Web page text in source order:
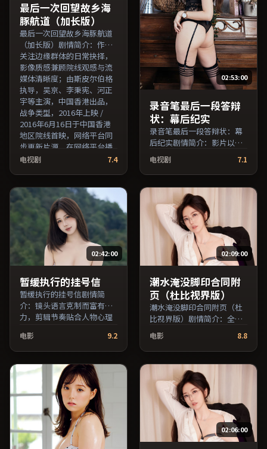
最后一次回望故乡海
豚航道（加长版）
最后一次回望故乡海豚航道
（加长版）剧情简介：作品
关注边缘群体的日常抉择，
影像质感兼顾院线观感与流
媒体清晰度；由斯皮尔伯格
执导，吴京、李秉宪、河正
宇等主演，中国香港出品，
战争类型，2016年上映 /
2016年6月16日于中国香港
地区院线首映，网络平台同
步更新片源。在网络平台播
放时建议开启高清画质以获
片名与演员交叉检索。）
电视剧 7.4
02:53:00
录音笔最后一段答辩
状：幕后纪实
录音笔最后一段答辩状：幕
后纪实剧情简介：影片以冷
静叙事铺陈人物处境，现实
压力与理想执念相互拉扯；
由维伦纽瓦执导，梁朝伟、
松隆子、张译等主演，中国
台湾出品，科幻类型，2022
年上映 / 2022年3月12日于中
国台湾地区院线首映，网络
平台同步更新片源。影片信
息含剧情简介与主创阵容，
便于检索与比对。（国产影
视资源大全免费条目索引，
支持片名与演员交叉检
索。）
电视剧 7.1
02:42:00
暂缓执行的挂号信
暂缓执行的挂号信剧情简
介：镜头语言克制而富有张
力，剪辑节奏贴合人物心理
特执导，刘亦菲、鲁妮·玛
拉、王俊凯等主演，泰国出
品，动作类型，2025年上映
/ 2025年11月7日于泰国地区
院线首映，网络平台同步更
新片源。推荐给喜爱现实主
义叙事与人文关怀题材的影
迷。（国产影视资源大全免
费条目索引，支持片名与演
员交叉检索。）
电影 9.2
02:09:00
潮水淹没脚印合同附
页（杜比视界版）
潮水淹没脚印合同附页（杜
比视界版）剧情简介：全片
在时间与记忆的缝隙里穿
梭，配乐与声场强化了情绪
的层次感；由郭帆执导，周
迅、张子枫、周冬雨等主
演，中国香港出品，动作类
型，2018年上映 / 2018年1
月2日于中国香港地区院线首
映，网络平台同步更新片
源。欢迎结合演员代表作与
导演序列作品一并检索观
看。（国产影视资源大全免
电影 8.8
02:06:00